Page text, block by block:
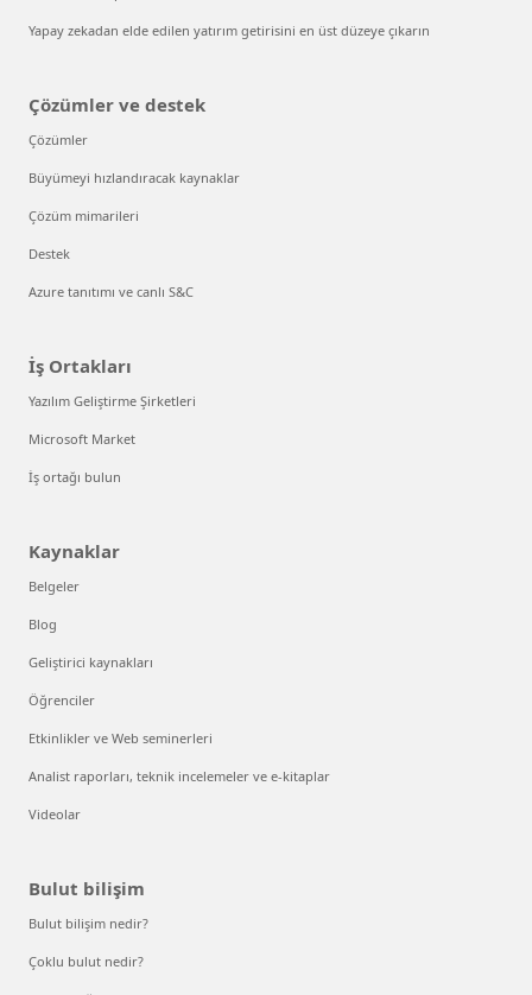
Yapay zekadan elde edilen yatırım getirisini en üst düzeye çıkarın
Çözümler ve destek
Çözümler
Büyümeyi hızlandıracak kaynaklar
Çözüm mimarileri
Destek
Azure tanıtımı ve canlı S&C
İş Ortakları
Yazılım Geliştirme Şirketleri
Microsoft Market
İş ortağı bulun
Kaynaklar
Belgeler
Blog
Geliştirici kaynakları
Öğrenciler
Etkinlikler ve Web seminerleri
Analist raporları, teknik incelemeler ve e-kitaplar
Videolar
Bulut bilişim
Bulut bilişim nedir?
Çoklu bulut nedir?